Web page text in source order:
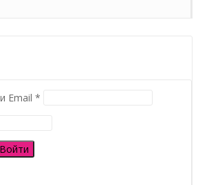
Email *
Войти